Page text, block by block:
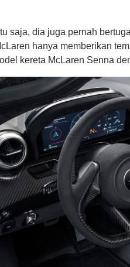
%
saja, dia juga pernah
hanya memberikan
kereta McLaren Senna